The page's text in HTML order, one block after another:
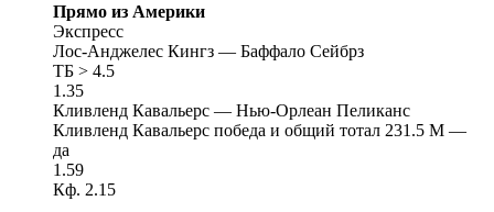
Прямо из Америки
Экспресс
Лос-Анджелес Кингз — Баффало Сейбрз
ТБ > 4.5
1.35
Кливленд Кавальерс — Нью-Орлеан Пеликанс
Кливленд Кавальерс победа и общий тотал 231.5 М —
да
1.59
Кф. 2.15